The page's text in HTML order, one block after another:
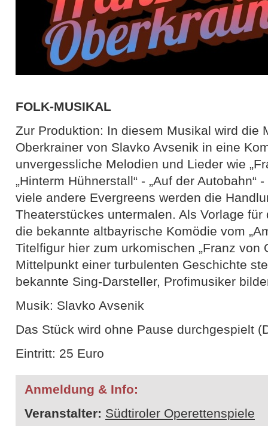
FOLK-MUSIKAL
Zur Produktion: In diesem Musikal wird die
Oberkrainer von Slavko Avsenik in eine
unvergessliche Melodien und Lieder wie
„Hinterm Hühnerstall“ - „Auf der Autobahn“
viele andere Evergreens werden die
Theaterstückes untermalen. Als Vorlage
die bekannte altbayrische Komödie vom
Titelfigur hier zum urkomischen „Franz von
Mittelpunkt einer turbulenten Geschichte
bekannte Sing-Darsteller, Profimusiker
Musik: Slavko Avsenik
Das Stück wird ohne Pause durchgespielt
​Eintritt: 25 Euro
Anmeldung & Info:
Veranstalter: Südtiroler Operettenspiele